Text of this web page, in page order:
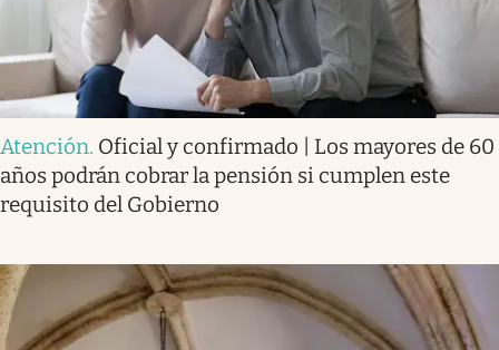
Atención. Oficial y confirmado | Los mayores de 60
años podrán cobrar la pensión si cumplen este
requisito del Gobierno